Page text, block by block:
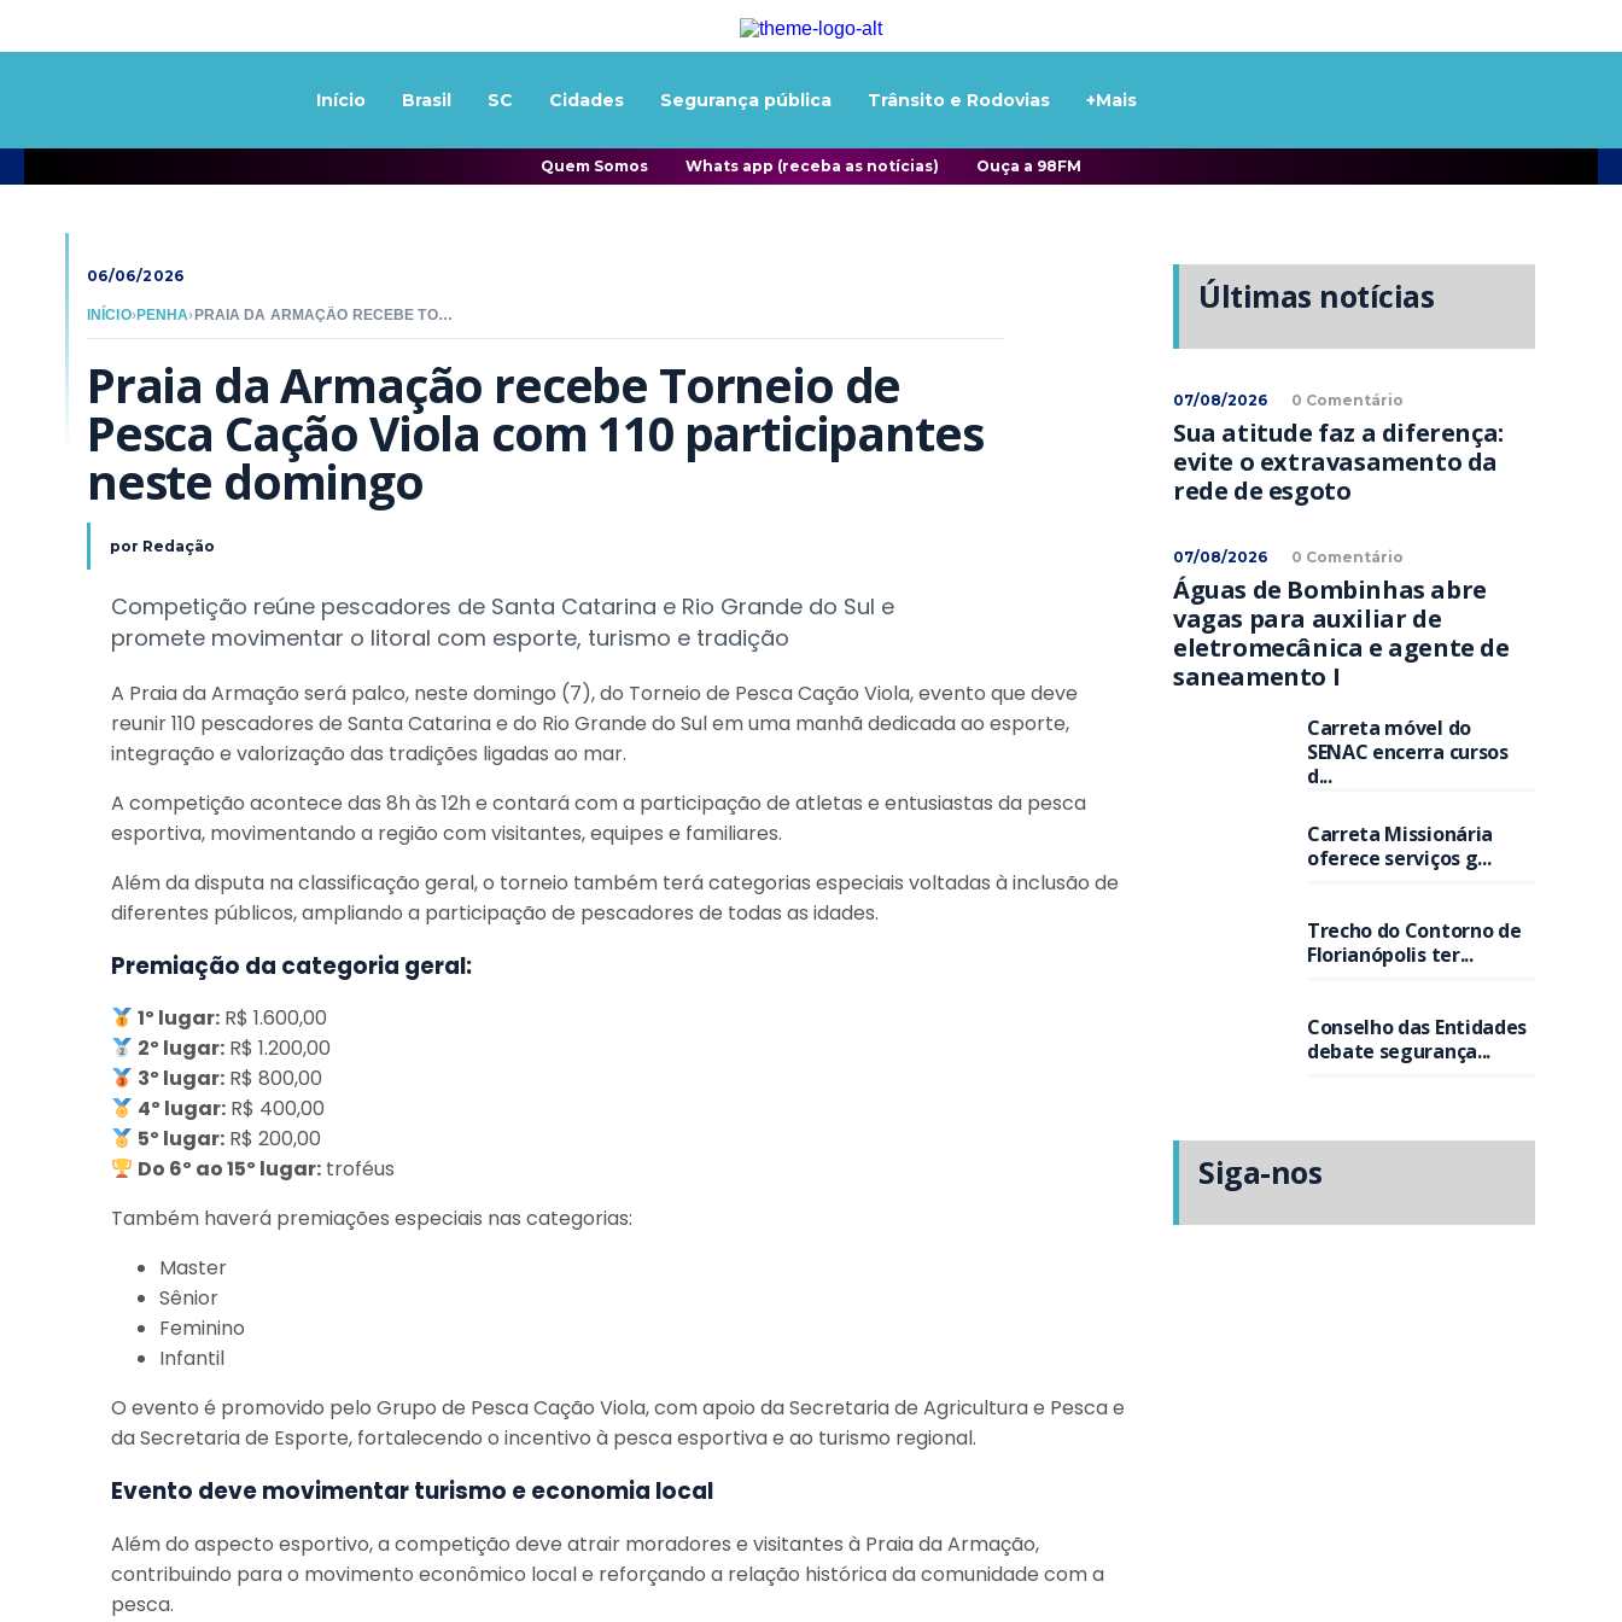
Início Brasil SC Cidades Segurança pública Trânsito e Rodovias +Mais
Quem Somos Whats app (receba as notícias) Ouça a 98FM
06/06/2026
INÍCIO›PENHA› PRAIA DA ARMAÇÃO RECEBE TORNEIO DE PESCA CAÇÃO VIOLA COM 110 PARTICIPANTES NESTE DOMINGO
Praia da Armação recebe Torneio de
Pesca Cação Viola com 110 participantes
neste domingo
por Redação
Competição reúne pescadores de Santa Catarina e Rio Grande do Sul e
promete movimentar o litoral com esporte, turismo e tradição
A Praia da Armação será palco, neste domingo (7), do Torneio de Pesca Cação Viola, evento que deve
reunir 110 pescadores de Santa Catarina e do Rio Grande do Sul em uma manhã dedicada ao esporte,
integração e valorização das tradições ligadas ao mar.
A competição acontece das 8h às 12h e contará com a participação de atletas e entusiastas da pesca
esportiva, movimentando a região com visitantes, equipes e familiares.
Além da disputa na classificação geral, o torneio também terá categorias especiais voltadas à inclusão de
diferentes públicos, ampliando a participação de pescadores de todas as idades.
Premiação da categoria geral:
1º lugar: R$ 1.600,00
2º lugar: R$ 1.200,00
3º lugar: R$ 800,00
4º lugar: R$ 400,00
5º lugar: R$ 200,00
Do 6º ao 15º lugar: troféus
Também haverá premiações especiais nas categorias:
Master
Sênior
Feminino
Infantil
O evento é promovido pelo Grupo de Pesca Cação Viola, com apoio da Secretaria de Agricultura e Pesca e
da Secretaria de Esporte, fortalecendo o incentivo à pesca esportiva e ao turismo regional.
Evento deve movimentar turismo e economia local
Além do aspecto esportivo, a competição deve atrair moradores e visitantes à Praia da Armação,
contribuindo para o movimento econômico local e reforçando a relação histórica da comunidade com a
pesca.
Últimas notícias
07/08/2026 0 Comentário
Sua atitude faz a diferença:
evite o extravasamento da
rede de esgoto
07/08/2026 0 Comentário
Águas de Bombinhas abre
vagas para auxiliar de
eletromecânica e agente de
saneamento I
Carreta móvel do
SENAC encerra cursos
d...
Carreta Missionária
oferece serviços g...
Trecho do Contorno de
Florianópolis ter...
Conselho das Entidades
debate segurança...
Siga-nos